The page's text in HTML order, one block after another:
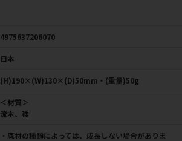
4975637206070
日本
(H)190×(W)130×(D)50mm・(重量)50g
＜材質＞
流木、種
・底材の種類によっては、成長しない場合がありま